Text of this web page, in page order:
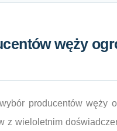
węży
producentów węży
z wieloletnim